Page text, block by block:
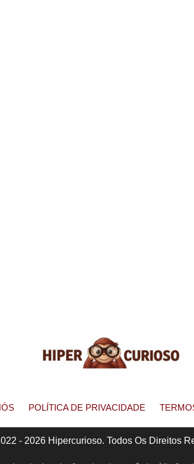
POLÍTICA DE PRIVACIDADE
- 2026 Hipercurioso. Todos Os Direitos